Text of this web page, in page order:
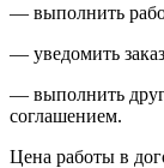
— выполнить
— уведомить
— выполнить
соглашением.
Цена работы в